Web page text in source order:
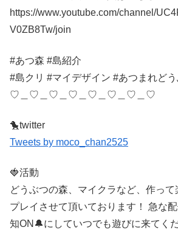
https://www.youtube.com/channel/
V0ZB8Tw/join
#あつ森 #島紹介
#島クリ #マイデザイン #あつまれど
♡＿♡＿♡＿♡＿♡＿♡＿♡＿♡
🐤twitter
Tweets by moco_chan2525
🍓活動
どうぶつの森、マイクラなど、作っ
プレイさせて頂いております！ 急な
知ON🔔にしていつでも遊びに来てく